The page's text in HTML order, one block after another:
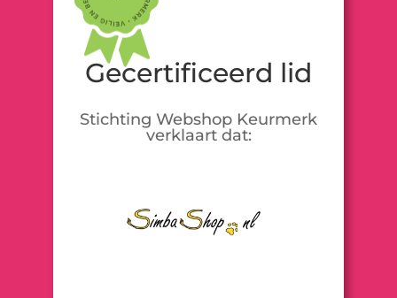
Gecertificeerd lid
Stichting Webshop Keurmerk
verklaart dat: